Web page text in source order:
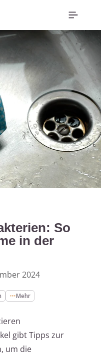
So
in der
2024
Mehr
gibt Tipps zur
um die